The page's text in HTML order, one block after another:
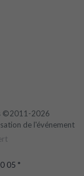
©2011-2026
de l'événement
05 *